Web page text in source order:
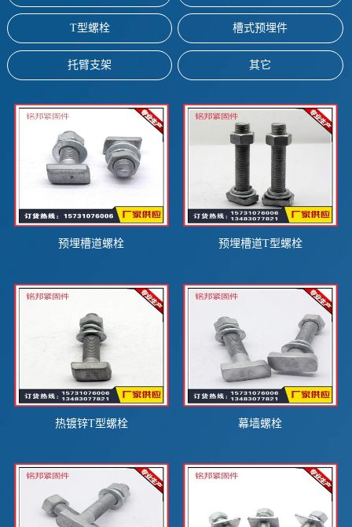
T型螺栓 槽式预埋件
托臂支架 其它
预埋槽道螺栓 预埋槽道T型螺栓
热镀锌T型螺栓 幕墙螺栓